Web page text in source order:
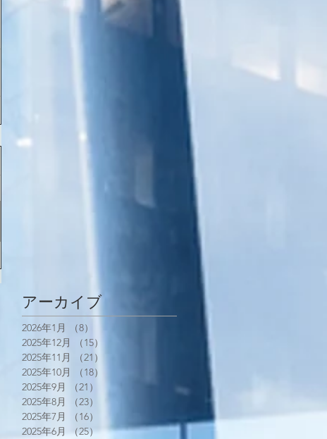
アーカイブ
2026年1月 （8）
2025年12月
（15）
2025年11月
（21）
2025年10月
（18）
2025年9月
（21）
2025年8月
（23）
2025年7月
（16）
2025年6月
（25）25件の記事